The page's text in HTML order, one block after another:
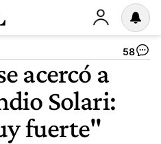
58
acercó a
Solari:
fuerte"